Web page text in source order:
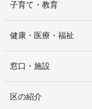
子育て・教育
健康・医療・福祉
窓口・施設
区の紹介